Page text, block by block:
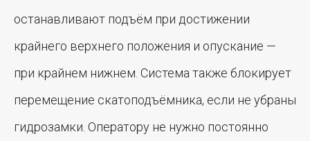
останавливают подъём при достижении
крайнего верхнего положения и опускание —
при крайнем нижнем. Система также блокирует
перемещение скатоподъёмника, если не убраны
гидрозамки. Оператору не нужно постоянно